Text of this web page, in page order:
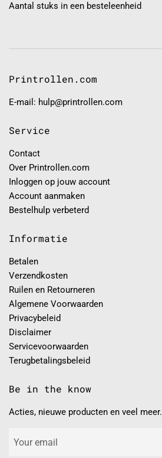
Aantal stuks in een besteleenheid
Printrollen.com
E-mail: hulp@printrollen.com
Service
Contact
Over Printrollen.com
Inloggen op jouw account
Account aanmaken
Bestelhulp verbeterd
Informatie
Betalen
Verzendkosten
Ruilen en Retourneren
Algemene Voorwaarden
Privacybeleid
Disclaimer
Servicevoorwaarden
Terugbetalingsbeleid
Be in the know
Acties, nieuwe producten en veel